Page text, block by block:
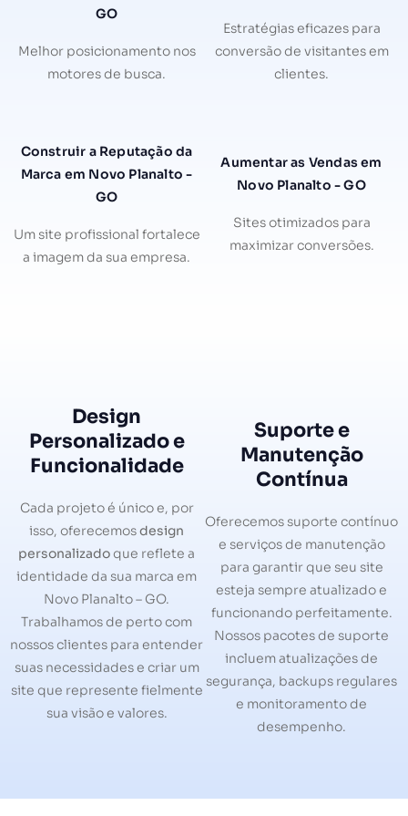
GO
Melhor posicionamento nos
motores de busca.
Estratégias eficazes para
conversão de visitantes em
clientes.
Construir a Reputação da
Marca em Novo Planalto -
GO
Um site profissional fortalece
a imagem da sua empresa.
Aumentar as Vendas em
Novo Planalto - GO
Sites otimizados para
maximizar conversões.
Design
Personalizado e
Funcionalidade
Cada projeto é único e, por
isso, oferecemosdesign
personalizadoque reflete a
identidade da sua marca em
Novo Planalto – GO.
Trabalhamos de perto com
nossos clientes para entender
suas necessidades e criar um
site que represente fielmente
sua visão e valores.
Suporte e
Manutenção
Contínua
Oferecemos suporte contínuo
e serviços de manutenção
para garantir que seu site
esteja sempre atualizado e
funcionando perfeitamente.
Nossos pacotes de suporte
incluem atualizações de
segurança, backups regulares
e monitoramento de
desempenho.